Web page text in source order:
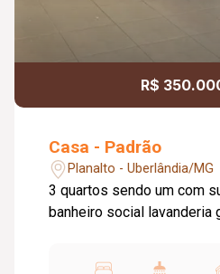
R$
Casa - Padrão
Planalto - Uberlândia/MG
3 quartos sendo um com suite copa